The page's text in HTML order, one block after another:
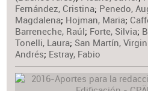
Fernández, Cristina; Penedo,
Magdalena; Hojman, Maria;
Barreneche, Raúl; Forte, Silvia;
Tonelli, Laura; San Martín,
Andrés; Estray, Fabio